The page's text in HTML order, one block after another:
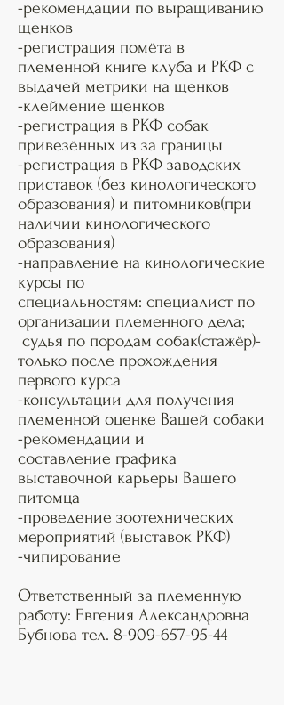
-рекомендации по выращиванию
щенков
-регистрация помёта в
племенной книге клуба и РКФ с
выдачей метрики на щенков
-клеймение щенков
-регистрация в РКФ собак
привезённых из за границы
-регистрация в РКФ заводских
приставок (без кинологического
образования) и питомников(при
наличии кинологического
образования)
-направление на кинологические
курсы по
специальностям: специалист по
организации племенного дела;
судья по породам собак(стажёр)-
только после прохождения
первого курса
-консультации для получения
племенной оценке Вашей собаки
-рекомендации и
составление графика
выставочной карьеры Вашего
питомца
-проведение зоотехнических
мероприятий (выставок РКФ)
-чипирование
Ответственный за племенную
работу: Евгения Александровна
Бубнова тел. 8-909-657-95-44